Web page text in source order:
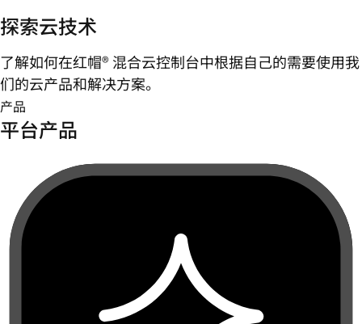
探索云技术
了解如何在红帽® 混合云控制台中根据自己的需要使用我
们的云产品和解决方案。
产品
平台产品